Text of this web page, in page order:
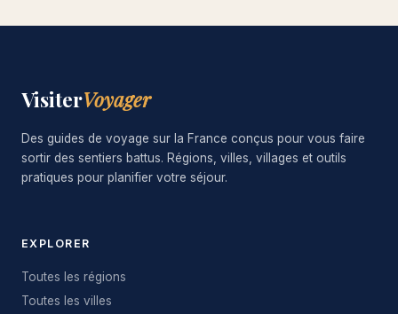
VisiterVoyager
Des guides de voyage sur la France conçus pour vous faire
sortir des sentiers battus. Régions, villes, villages et outils
pratiques pour planifier votre séjour.
EXPLORER
Toutes les régions
Toutes les villes